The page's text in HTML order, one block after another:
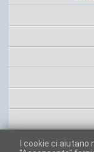
I cookie ci